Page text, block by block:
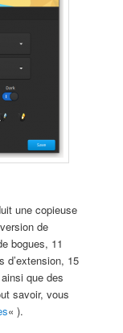
une copieuse
de
bogues, 11
d’extension, 15
que des
savoir, vous
« ).